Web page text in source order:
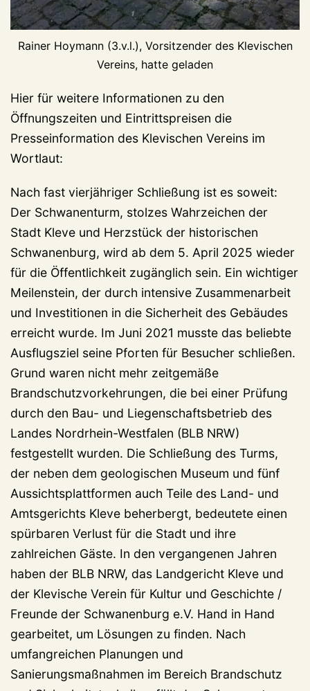
Rainer Hoymann (3.v.l.), Vorsitzender des Klevischen
Vereins, hatte geladen
Hier für weitere Informationen zu den
Öffnungszeiten und Eintrittspreisen die
Presseinformation des Klevischen Vereins im
Wortlaut:
Nach fast vierjähriger Schließung ist es soweit:
Der Schwanenturm, stolzes Wahrzeichen der
Stadt Kleve und Herzstück der historischen
Schwanenburg, wird ab dem 5. April 2025 wieder
für die Öffentlichkeit zugänglich sein. Ein wichtiger
Meilenstein, der durch intensive Zusammenarbeit
und Investitionen in die Sicherheit des Gebäudes
erreicht wurde. Im Juni 2021 musste das beliebte
Ausflugsziel seine Pforten für Besucher schließen.
Grund waren nicht mehr zeitgemäße
Brandschutzvorkehrungen, die bei einer Prüfung
durch den Bau- und Liegenschaftsbetrieb des
Landes Nordrhein-Westfalen (BLB NRW)
festgestellt wurden. Die Schließung des Turms,
der neben dem geologischen Museum und fünf
Aussichtsplattformen auch Teile des Land- und
Amtsgerichts Kleve beherbergt, bedeutete einen
spürbaren Verlust für die Stadt und ihre
zahlreichen Gäste. In den vergangenen Jahren
haben der BLB NRW, das Landgericht Kleve und
der Klevische Verein für Kultur und Geschichte /
Freunde der Schwanenburg e.V. Hand in Hand
gearbeitet, um Lösungen zu finden. Nach
umfangreichen Planungen und
Sanierungsmaßnahmen im Bereich Brandschutz